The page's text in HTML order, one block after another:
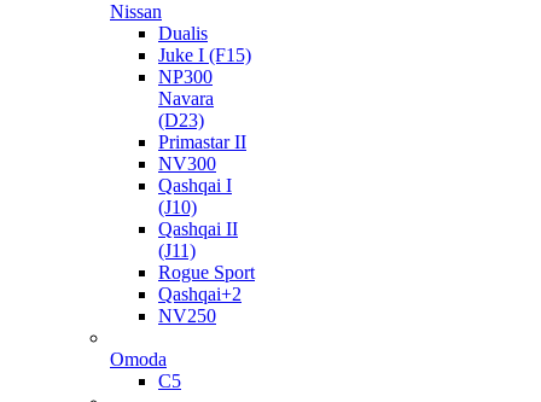
Nissan
Dualis
Juke I (F15)
NP300
Navara
(D23)
Primastar II
NV300
Qashqai I
(J10)
Qashqai II
(J11)
Rogue Sport
Qashqai+2
NV250
Omoda
C5